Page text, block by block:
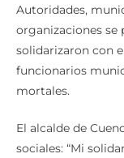
organizaciones se
solidarizaron con
funcionarios
mortales.
sociales: “Mi
fallecidas. Informo